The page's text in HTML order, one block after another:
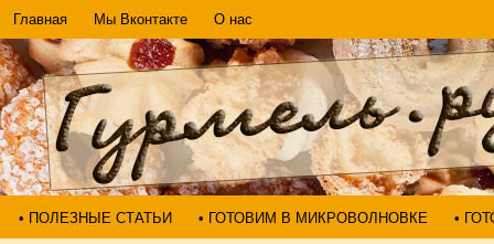
Главная Мы Вконтакте О нас
• ПОЛЕЗНЫЕ СТАТЬИ • ГОТОВИМ В МИКРОВОЛНОВКЕ •